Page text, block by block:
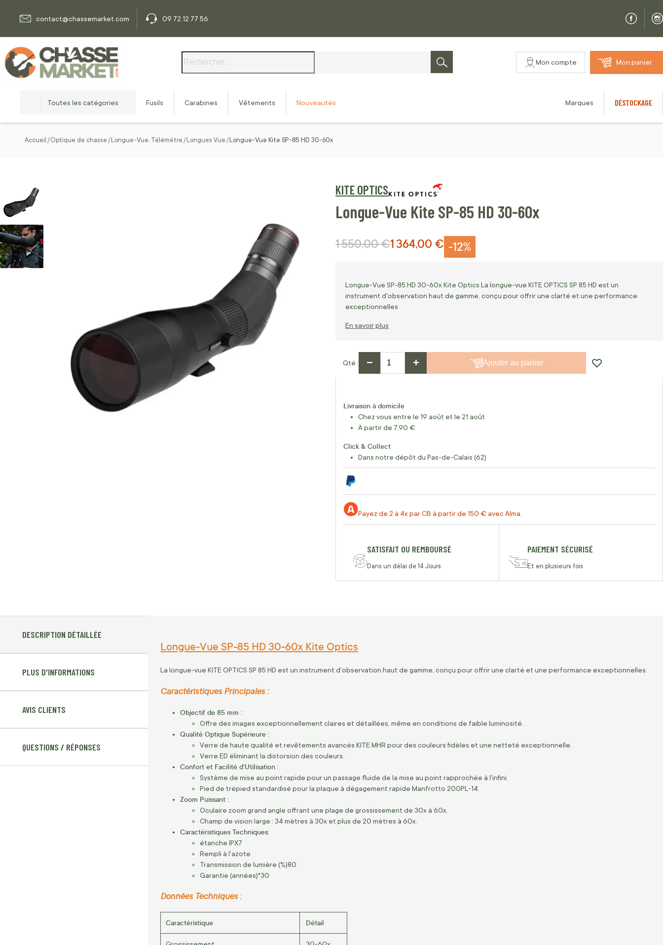
contact@chassemarket.com
09 72 12 77 56
Rechercher
Mon compte Mon panier
Toutes les catégories Fusils Carabines Vêtements Nouveautés Marques DÉSTOCKAGE
Accueil Optique de chasse Longue-Vue, Télémètre Longues Vue Longue-Vue Kite SP-85 HD 30-60x
KITE OPTICS
Longue-Vue Kite SP-85 HD 30-60x
-12%
Prix Spécial
1 364,00 €
Prix normal
1 550,00 €
Longue-Vue SP-85 HD 30-60x Kite Optics La longue-vue KITE OPTICS SP 85 HD est un
instrument d'observation haut de gamme, conçu pour offrir une clarté et une performance
exceptionnelles
En savoir plus
Qté − + Ajouter au panier
Livraison à domicile
Chez vous entre le 19 août et le 21 août
À partir de 7,90 €
Click & Collect
Dans notre dépôt du Pas-de-Calais (62)
Payez de 2 à 4x par CB à partir de 150 € avec Alma.
SATISFAIT OU REMBOURSÉ
Dans un délai de 14 Jours
PAIEMENT SÉCURISÉ
Et en plusieurs fois
DESCRIPTION DÉTAILLÉE
PLUS D'INFORMATIONS
AVIS CLIENTS
QUESTIONS / RÉPONSES
Longue-Vue SP-85 HD 30-60x Kite Optics
La longue-vue KITE OPTICS SP 85 HD est un instrument d'observation haut de gamme, conçu pour offrir une clarté et une performance exceptionnelles.
Caractéristiques Principales :
Objectif de 85 mm :
Offre des images exceptionnellement claires et détaillées, même en conditions de faible luminosité.
Qualité Optique Supérieure :
Verre de haute qualité et revêtements avancés KITE MHR pour des couleurs fidèles et une netteté exceptionnelle.
Verre ED éliminant la distorsion des couleurs.
Confort et Facilité d'Utilisation :
Système de mise au point rapide pour un passage fluide de la mise au point rapprochée à l'infini.
Pied de trépied standardisé pour la plaque à dégagement rapide Manfrotto 200PL-14.
Zoom Puissant :
Oculaire zoom grand angle offrant une plage de grossissement de 30x à 60x.
Champ de vision large : 34 mètres à 30x et plus de 20 mètres à 60x.
Caractéristiques Techniques:
étanche IPX7
Rempli à l'azote
Transmission de lumière (%)80
Garantie (années)*30
Données Techniques :
Caractéristique Détail